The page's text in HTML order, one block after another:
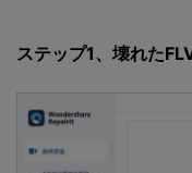
ステップ1、壊れた